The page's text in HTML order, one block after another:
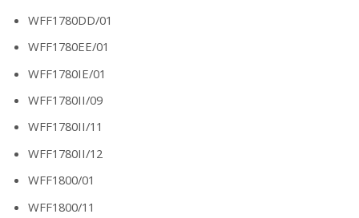
WFF1780DD/01
WFF1780EE/01
WFF1780IE/01
WFF1780II/09
WFF1780II/11
WFF1780II/12
WFF1800/01
WFF1800/11